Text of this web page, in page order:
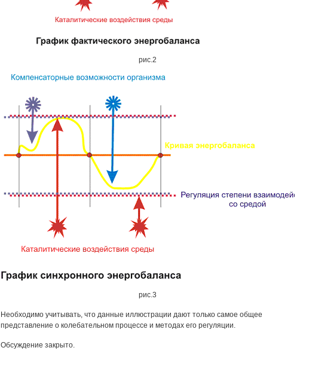
рис.2
рис.3
Необходимо учитывать, что данные иллюстрации дают только самое общее
представление о колебательном процессе и методах его регуляции.
Обсуждение закрыто.